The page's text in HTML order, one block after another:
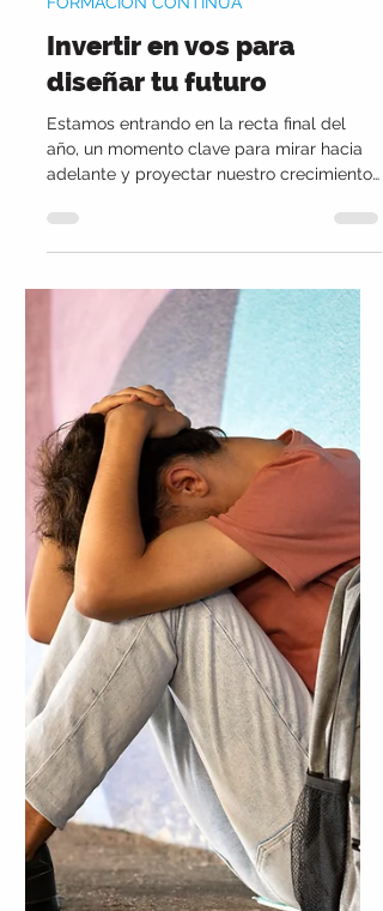
26 ago 2025
3 min de lectura
FORMACIÓN CONTINUA
Invertir en vos para
diseñar tu futuro
Estamos entrando en la recta final del
año, un momento clave para mirar hacia
adelante y proyectar nuestro crecimiento
profesional. En esta nota, Pilar Lucena,
arquitecta y fundadora de FORMA,
reflexiona sobre la importancia de la
formación continua para abrir nuevas
oportunidades y cómo pequeños pasos
pueden marcar una gran diferencia en tu
carrera.